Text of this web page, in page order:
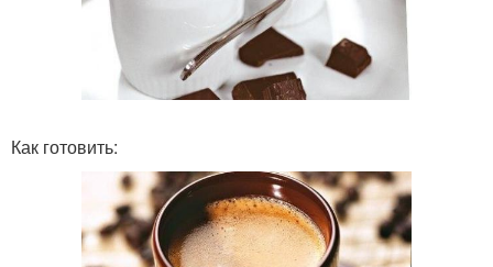
Как готовить: